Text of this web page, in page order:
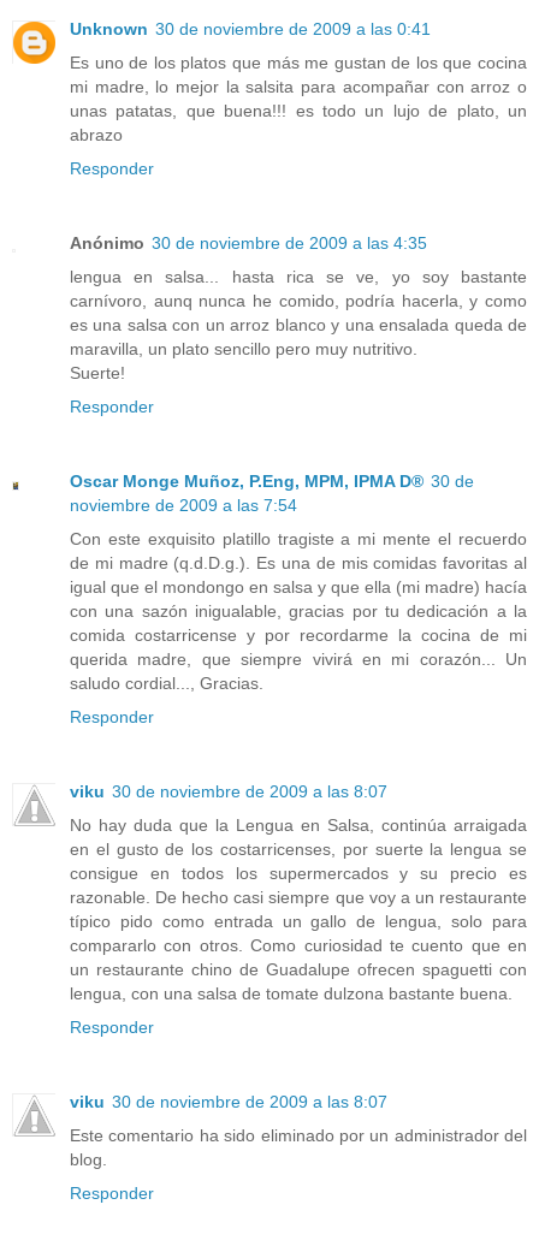
Unknown 30 de noviembre de 2009 a las 0:41
Es uno de los platos que más me gustan de los que cocina
mi madre, lo mejor la salsita para acompañar con arroz o
unas patatas, que buena!!! es todo un lujo de plato, un
abrazo
Responder
Anónimo 30 de noviembre de 2009 a las 4:35
lengua en salsa... hasta rica se ve, yo soy bastante
carnívoro, aunq nunca he comido, podría hacerla, y como
es una salsa con un arroz blanco y una ensalada queda de
maravilla, un plato sencillo pero muy nutritivo.
Suerte!
Responder
Oscar Monge Muñoz, P.Eng, MPM, IPMA D® 30 de
noviembre de 2009 a las 7:54
Con este exquisito platillo tragiste a mi mente el recuerdo
de mi madre (q.d.D.g.). Es una de mis comidas favoritas al
igual que el mondongo en salsa y que ella (mi madre) hacía
con una sazón inigualable, gracias por tu dedicación a la
comida costarricense y por recordarme la cocina de mi
querida madre, que siempre vivirá en mi corazón... Un
saludo cordial..., Gracias.
Responder
viku 30 de noviembre de 2009 a las 8:07
No hay duda que la Lengua en Salsa, continúa arraigada
en el gusto de los costarricenses, por suerte la lengua se
consigue en todos los supermercados y su precio es
razonable. De hecho casi siempre que voy a un restaurante
típico pido como entrada un gallo de lengua, solo para
compararlo con otros. Como curiosidad te cuento que en
un restaurante chino de Guadalupe ofrecen spaguetti con
lengua, con una salsa de tomate dulzona bastante buena.
Responder
viku 30 de noviembre de 2009 a las 8:07
Este comentario ha sido eliminado por un administrador del
blog.
Responder